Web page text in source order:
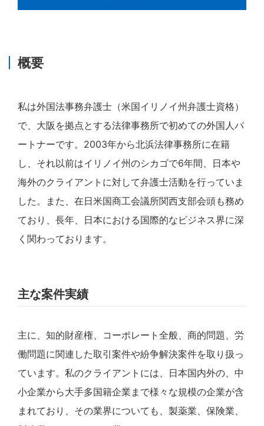
概要
私は外国法事務弁護士（米国イリノイ州弁護士資格）
で、大阪を拠点とする法律事務所で初めての外国人パ
ートナーです。2003年から北浜法律事務所に在籍
し、それ以前はイリノイ州のシカゴで6年間、日本や
海外のクライアントに対して弁護士活動を行っていま
した。また、在日米国商工会議所関西支部会頭も務め
ており、長年、日本における国際的なビジネス界に深
く関わっております。
主な案件実績
主に、知的財産権、コーポレート全般、商的問題、労
働問題に関連した取引案件や紛争解決案件を取り扱っ
ています。私のクライアントには、日本国内外の、中
小企業から大手多国籍企業まで様々な規模の企業が含
まれており、その業界についても、製薬業、保険業、